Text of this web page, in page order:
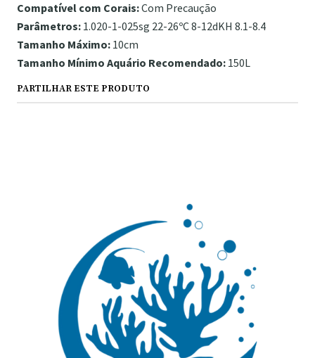
Compatível com Corais:Com Precaução
Parâmetros: 1.020-1-025sg 22-26ºC 8-12dKH 8.1-8.4
Tamanho Máximo: 10cm
Tamanho Mínimo Aquário Recomendado: 150L
PARTILHAR ESTE PRODUTO